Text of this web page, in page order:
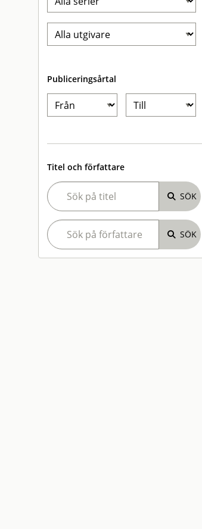
Publiceringsårtal
Titel och författare